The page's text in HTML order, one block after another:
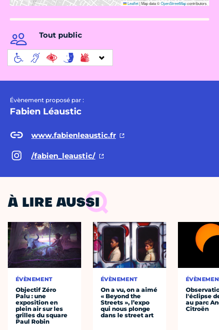
Leaflet|Map data ©OpenStreetMapcontributors
Tout public
Évènement proposé par :
Fabien Léaustic
www.fabienleaustic.fr
/fabien_leaustic/
À LIRE AUSSI
ÉVÈNEMENT
Objectif Zéro
Palu : une
exposition en
plein air sur les
grilles du square
Paul Robin
ÉVÈNEMENT
On a vu, on a aimé
« Beyond the
Streets », l’expo
qui nous plonge
dans le street art
l'éclipse
au parc
Citroën